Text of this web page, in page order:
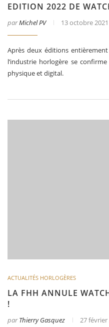
EDITION 2022 DE
parMichel PV 13 octobre 2021
Après deux éditions
l’industrie horlogère se
physique et digital.
ACTUALITÉS HORLOGÈRES
LA FHH ANNULE
!
parThierry Gasquez 27 février